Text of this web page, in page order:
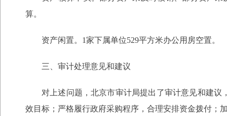
算。
资产闲置。1家下属单位529平方米办公用房空置。
三、审计处理意见和建议
对上述问题，北京市审计局提出了审计意见和建
效目标；严格履行政府采购程序，合理安排资金拨付；